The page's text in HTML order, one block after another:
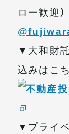
ロー歓迎）
▼大和財
込みはこ
▼プライ